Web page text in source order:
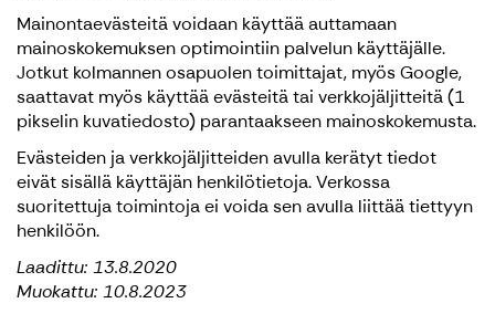
Mainontaevästeitä voidaan käyttää auttamaan
mainoskokemuksen optimointiin palvelun käyttäjälle.
Jotkut kolmannen osapuolen toimittajat, myös Google,
saattavat myös käyttää evästeitä tai verkkojäljitteitä (1
pikselin kuvatiedosto) parantaakseen mainoskokemusta.
Evästeiden ja verkkojäljitteiden avulla kerätyt tiedot
eivät sisällä käyttäjän henkilötietoja. Verkossa
suoritettuja toimintoja ei voida sen avulla liittää tiettyyn
henkilöön.
Laadittu: 13.8.2020
Muokattu: 10.8.2023